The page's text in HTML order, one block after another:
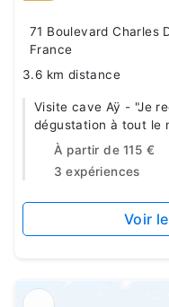
71 Boulevard Charles
France
3.6 km distance
Visite cave Aÿ - "Je
dégustation à tout le
À partir de 115 €
3 expériences
Voir